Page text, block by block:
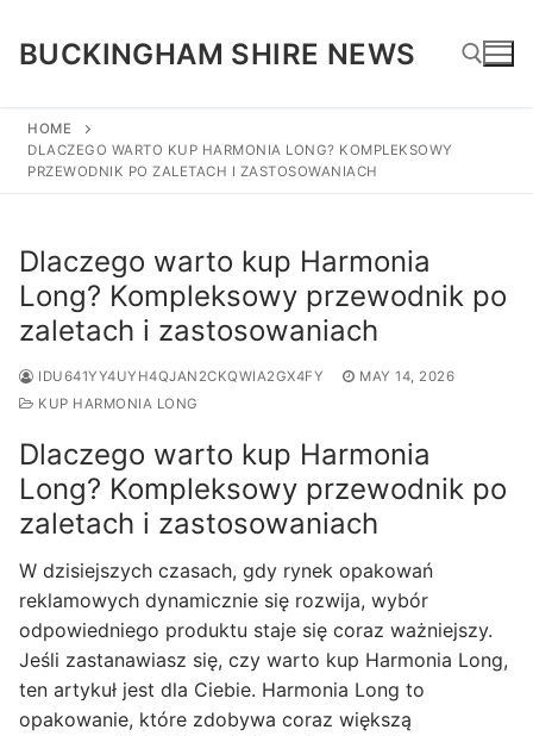
content
BUCKINGHAM SHIRE NEWS
Search for:
HOME
DLACZEGO WARTO KUP HARMONIA LONG? KOMPLEKSOWY
PRZEWODNIK PO ZALETACH I ZASTOSOWANIACH
Dlaczego warto kup Harmonia
Long? Kompleksowy przewodnik po
zaletach i zastosowaniach
IDU641YY4UYH4QJAN2CKQWIA2GX4FY
MAY 14, 2026
KUP HARMONIA LONG
Dlaczego warto kup Harmonia
Long? Kompleksowy przewodnik po
zaletach i zastosowaniach
W dzisiejszych czasach, gdy rynek opakowań
reklamowych dynamicznie się rozwija, wybór
odpowiedniego produktu staje się coraz ważniejszy.
Jeśli zastanawiasz się, czy warto kup Harmonia Long,
ten artykuł jest dla Ciebie. Harmonia Long to
opakowanie, które zdobywa coraz większą